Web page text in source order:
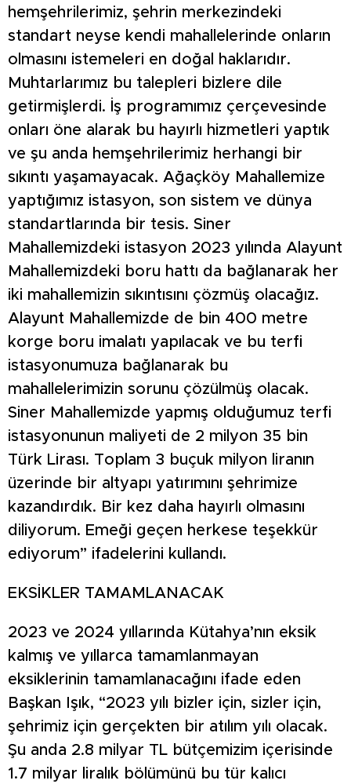
hemşehrilerimiz, şehrin merkezindeki
standart neyse kendi mahallelerinde onların
olmasını istemeleri en doğal haklarıdır.
Muhtarlarımız bu talepleri bizlere dile
getirmişlerdi. İş programımız çerçevesinde
onları öne alarak bu hayırlı hizmetleri yaptık
ve şu anda hemşehrilerimiz herhangi bir
sıkıntı yaşamayacak. Ağaçköy Mahallemize
yaptığımız istasyon, son sistem ve dünya
standartlarında bir tesis. Siner
Mahallemizdeki istasyon 2023 yılında Alayunt
Mahallemizdeki boru hattı da bağlanarak her
iki mahallemizin sıkıntısını çözmüş olacağız.
Alayunt Mahallemizde de bin 400 metre
korge boru imalatı yapılacak ve bu terfi
istasyonumuza bağlanarak bu
mahallelerimizin sorunu çözülmüş olacak.
Siner Mahallemizde yapmış olduğumuz terfi
istasyonunun maliyeti de 2 milyon 35 bin
Türk Lirası. Toplam 3 buçuk milyon liranın
üzerinde bir altyapı yatırımını şehrimize
kazandırdık. Bir kez daha hayırlı olmasını
diliyorum. Emeği geçen herkese teşekkür
ediyorum” ifadelerini kullandı.
EKSİKLER TAMAMLANACAK
2023 ve 2024 yıllarında Kütahya’nın eksik
kalmış ve yıllarca tamamlanmayan
eksiklerinin tamamlanacağını ifade eden
Başkan Işık, “2023 yılı bizler için, sizler için,
şehrimiz için gerçekten bir atılım yılı olacak.
Şu anda 2.8 milyar TL bütçemizim içerisinde
1.7 milyar liralık bölümünü bu tür kalıcı